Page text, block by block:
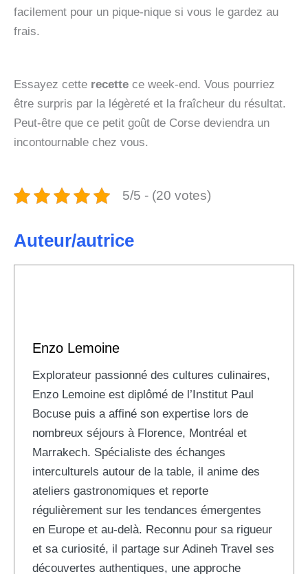
facilement pour un pique-nique si vous le gardez au
frais.
Essayez cette recette ce week-end. Vous pourriez
être surpris par la légèreté et la fraîcheur du résultat.
Peut‑être que ce petit goût de Corse deviendra un
incontournable chez vous.
5/5 - (20 votes)
Auteur/autrice
Enzo Lemoine
Explorateur passionné des cultures culinaires,
Enzo Lemoine est diplômé de l’Institut Paul
Bocuse puis a affiné son expertise lors de
nombreux séjours à Florence, Montréal et
Marrakech. Spécialiste des échanges
interculturels autour de la table, il anime des
ateliers gastronomiques et reporte
régulièrement sur les tendances émergentes
en Europe et au-delà. Reconnu pour sa rigueur
et sa curiosité, il partage sur Adineh Travel ses
découvertes authentiques, une approche